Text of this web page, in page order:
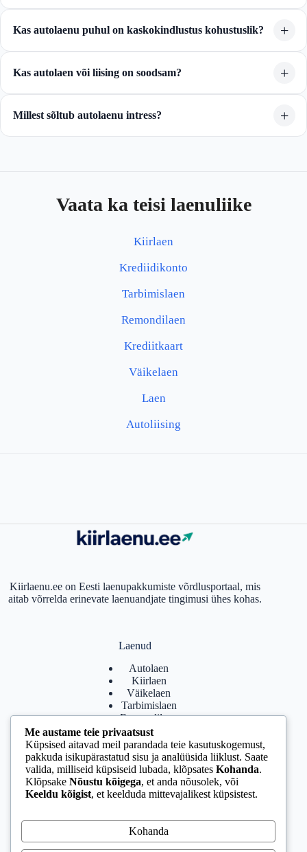
Kas autolaenu puhul on kaskokindlustus kohustuslik?
Kas autolaen või liising on soodsam?
Millest sõltub autolaenu intress?
Vaata ka teisi laenuliike
Kiirlaen
Krediidikonto
Tarbimislaen
Remondilaen
Krediitkaart
Väikelaen
Laen
Autoliising
Kiirlaenu.ee on Eesti laenupakkumiste võrdlusportaal, mis
aitab võrrelda erinevate laenuandjate tingimusi ühes kohas.
Laenud
Autolaen
Kiirlaen
Väikelaen
Tarbimislaen
Remondilaen
Lisainfo
Privaatsuspoliitika
Küpsiste poliitika
Partnerlussuhted
Kuidas me võrdleme laene
Tähelepanu!Tegemist on finantsteenusega. Enne
Me austame teie privaatsust
Küpsised aitavad meil parandada teie kasutuskogemust,
pakkuda isikupärastatud sisu ja analüüsida liiklust. Saate
valida, milliseid küpsiseid lubada, klõpsates Kohanda.
Klõpsake Nõustu kõigega, et anda nõusolek, või
Keeldu kõigist, et keelduda mittevajalikest küpsistest.
Kohanda